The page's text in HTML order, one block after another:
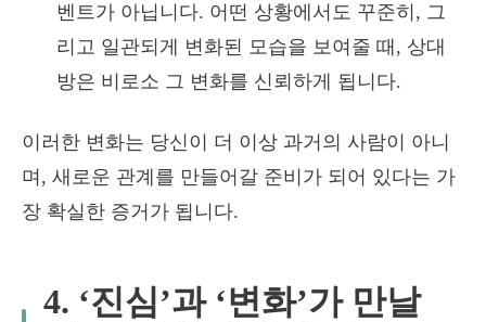
벤트가 아닙니다. 어떤 상황에서도 꾸준히, 그
리고 일관되게 변화된 모습을 보여줄 때, 상대
방은 비로소 그 변화를 신뢰하게 됩니다.
이러한 변화는 당신이 더 이상 과거의 사람이 아니
며, 새로운 관계를 만들어갈 준비가 되어 있다는 가
장 확실한 증거가 됩니다.
4. ‘진심’과 ‘변화’가 만날